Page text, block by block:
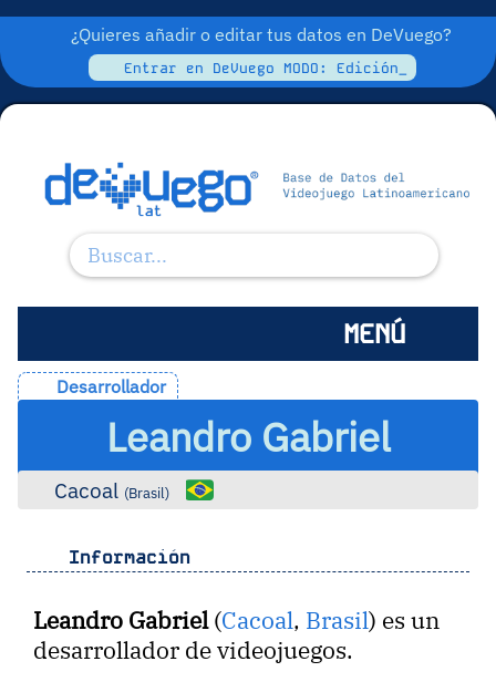
¿Quieres añadir o editar tus datos en DeVuego?
Entrar en DeVuego MODO: Edición_
MENÚ
Desarrollador
Leandro Gabriel
Cacoal (Brasil)
Información
Leandro Gabriel(Cacoal, Brasil) es un
desarrollador de videojuegos.